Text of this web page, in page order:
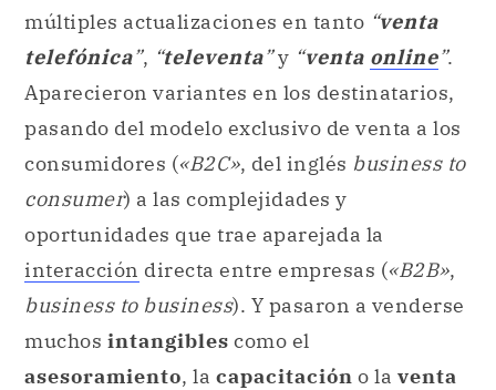
múltiples actualizaciones en tanto “venta
telefónica”, “televenta”y “venta online”.
Aparecieron variantes en los destinatarios,
pasando del modelo exclusivo de venta a los
consumidores («B2C», del inglés business to
consumer) a las complejidades y
oportunidades que trae aparejada la
interacción directa entre empresas («B2B»,
business to business). Y pasaron a venderse
muchos intangibles como el
asesoramiento, la capacitación o la venta